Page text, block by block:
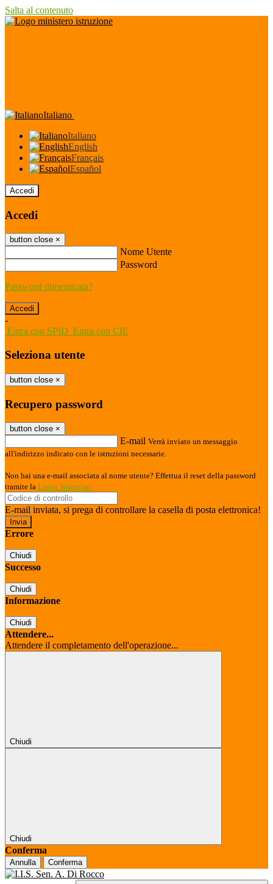
Salta al contenuto
Italiano
Italiano
English
Français
Español
Accedi
Accedi
button close ×
Nome Utente
Password
Password dimenticata?
-
Entra con SPID Entra con CIE
Seleziona utente
button close ×
Recupero password
button close ×
E-mail Verrà inviato un messaggio
all'indirizzo indicato con le istruzioni necessarie.
Non hai una e-mail associata al nome utente? Effettua il reset della password
tramite la Login Spaggiari
E-mail inviata, si prega di controllare la casella di posta elettronica!
Errore
Chiudi
Successo
Chiudi
Informazione
Chiudi
Attendere...
Attendere il completamento dell'operazione...
Chiudi
Chiudi
Conferma
Annulla Conferma